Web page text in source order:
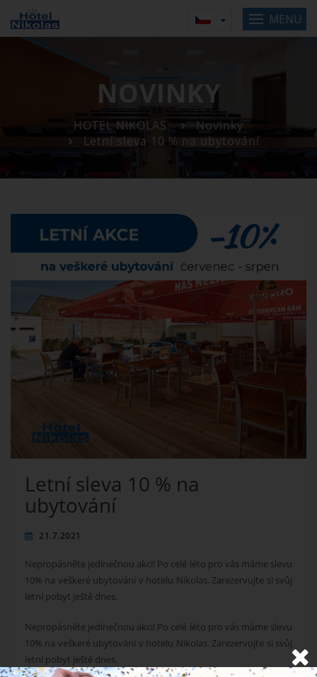
MENU
NOVINKY
HOTEL NIKOLAS
Novinky
Letní sleva 10 % na ubytování
Letní sleva 10 % na
ubytování
21.7.2021
Nepropásněte jedinečnou akci! Po celé léto pro vás máme slevu
10% na veškeré ubytování v hotelu Nikolas. Zarezervujte si svůj
letní pobyt ještě dnes.
Nepropásněte jedinečnou akci! Po celé léto pro vás máme slevu
10% na veškeré ubytování v hotelu Nikolas. Zarezervujte si svůj
letní pobyt ještě dnes.